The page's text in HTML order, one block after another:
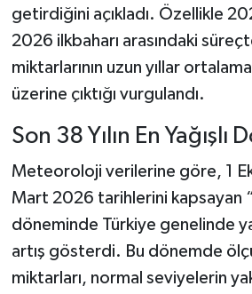
getirdiğini açıkladı. Özellikle
2026 ilkbaharı arasındaki
miktarlarının uzun yıllar
üzerine çıktığı vurgulandı.
Son 38 Yılın En Yağışlı
Meteoroloji verilerine göre, 1
Mart 2026 tarihlerini kapsayan
döneminde Türkiye genelinde
artış gösterdi. Bu dönemde
miktarları, normal seviyelerin
Seydiler Haberleri
Tosya Haberleri
Karadeniz Haberleri
Ulusal Haberler
Teknoloji Haberleri